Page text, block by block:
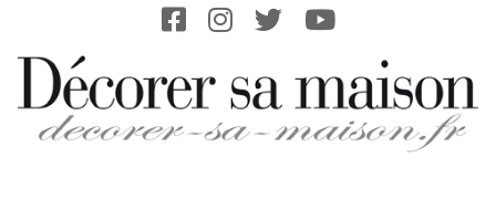
content